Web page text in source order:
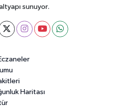
sunuyor.
Haritası